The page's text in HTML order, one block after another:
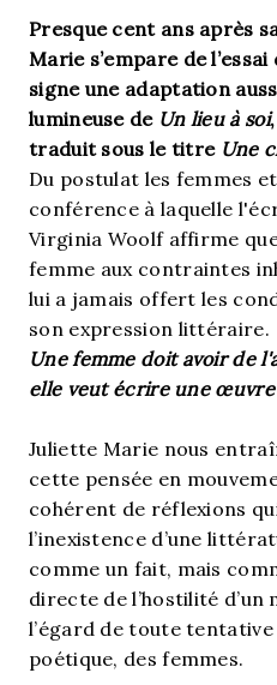
Presque cent ans après
Marie s’empare de
signe une adaptation
lumineuse de Un lieu à soi
traduit sous le titre Une
Du postulat les femmes
conférence à laquelle
Virginia Woolf affirme
femme aux contraintes
lui a jamais offert les
son expression littéraire.
Une femme doit avoir de
elle veut écrire une
Juliette Marie nous
cette pensée en
cohérent de réflexions
l’inexistence d’une
comme un fait, mais
directe de l’hostilité
l’égard de toute
poétique, des femmes.